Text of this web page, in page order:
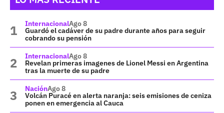
InternacionalAgo 8
Guardó el cadáver de su padre durante años para seguir
cobrando su pensión
InternacionalAgo 8
Revelan primeras imagenes de Lionel Messi en Argentina
tras la muerte de su padre
NaciónAgo 8
Volcán Puracé en alerta naranja: seis emisiones de ceniza
ponen en emergencia al Cauca